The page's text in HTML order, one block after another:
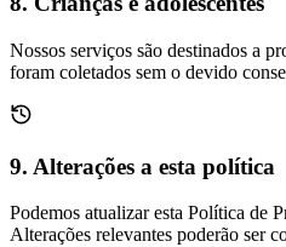
Nossos serviços são destinados a
foram coletados sem o devido
9. Alterações a esta política
Podemos atualizar esta Política de
Alterações relevantes poderão ser